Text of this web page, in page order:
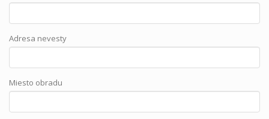
Adresa nevesty
Miesto obradu